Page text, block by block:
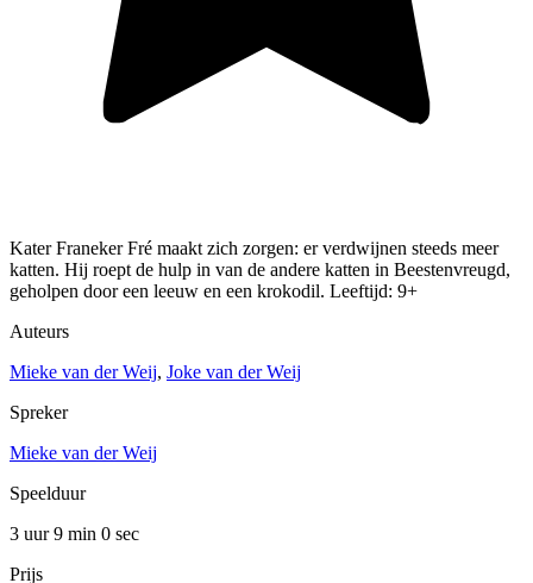
Kater Franeker Fré maakt zich zorgen: er verdwijnen steeds meer
katten. Hij roept de hulp in van de andere katten in Beestenvreugd,
geholpen door een leeuw en een krokodil. Leeftijd: 9+
Auteurs
Mieke van der Weij, Joke van der Weij
Spreker
Mieke van der Weij
Speelduur
3 uur 9 min 0 sec
Prijs